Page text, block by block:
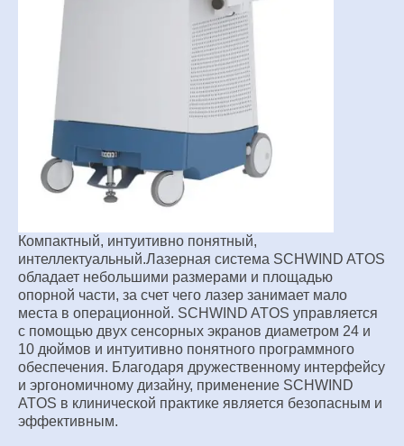
Компактный, интуитивно понятный,
интеллектуальный.Лазерная система SCHWIND ATOS
обладает небольшими размерами и площадью
опорной части, за счет чего лазер занимает мало
места в операционной. SCHWIND ATOS управляется
с помощью двух сенсорных экранов диаметром 24 и
10 дюймов и интуитивно понятного программного
обеспечения. Благодаря дружественному интерфейсу
и эргономичному дизайну, применение SCHWIND
ATOS в клинической практике является безопасным и
эффективным.